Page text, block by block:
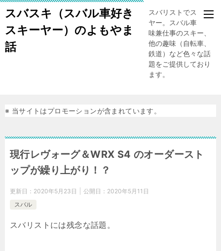
スバスキ（スバル車好き
スキーヤー）のよもやま
話
スバリストでスキー
ヤー。スバル車、趣
味兼仕事のスキー、
他の趣味（自転車、
鉄道）など色々な話
題をご提供しており
ます。
※ 当サイトはプロモーションが含まれています。
現行レヴォーグ＆WRX S4 のオーダースト
ップが繰り上がり！？
更新日： 2020年5月23日 公開日： 2020年5月11日
スバル
スバリストには残念な話題。